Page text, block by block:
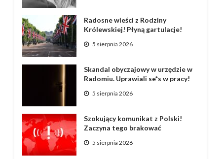
Radosne wieści z Rodziny
Królewskiej! Płyną gartulacje!
5 sierpnia 2026
Skandal obyczajowy w urzędzie w
Radomiu. Uprawiali se*s w pracy!
5 sierpnia 2026
Szokujący komunikat z Polski!
Zaczyna tego brakować
5 sierpnia 2026